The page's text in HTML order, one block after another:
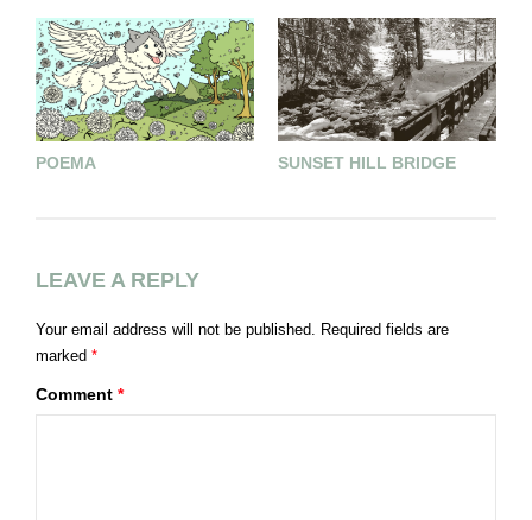
POEMA SUNSET HILL BRIDGE
LEAVE A REPLY
Your email address will not be published. Required fields are
marked *
Comment *